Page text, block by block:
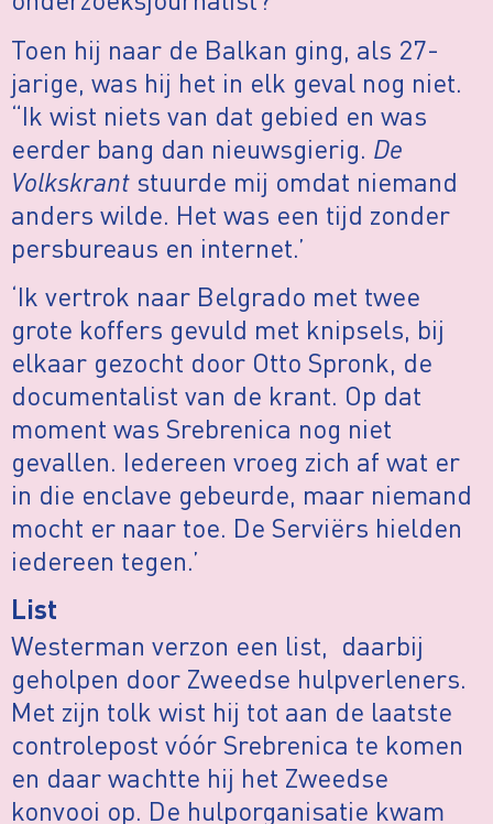
Toen hij naar de Balkan ging, als 27-
jarige, was hij het in elk geval nog niet.
“Ik wist niets van dat gebied en was
eerder bang dan nieuwsgierig. De
Volkskrant stuurde mij omdat niemand
anders wilde. Het was een tijd zonder
persbureaus en internet.’
‘Ik vertrok naar Belgrado met twee
grote koffers gevuld met knipsels, bij
elkaar gezocht door Otto Spronk, de
documentalist van de krant. Op dat
moment was Srebrenica nog niet
gevallen. Iedereen vroeg zich af wat er
in die enclave gebeurde, maar niemand
mocht er naar toe. De Serviërs hielden
iedereen tegen.’
List
Westerman verzon een list, daarbij
geholpen door Zweedse hulpverleners.
Met zijn tolk wist hij tot aan de laatste
controlepost vóór Srebrenica te komen
en daar wachtte hij het Zweedse
konvooi op. De hulporganisatie kwam